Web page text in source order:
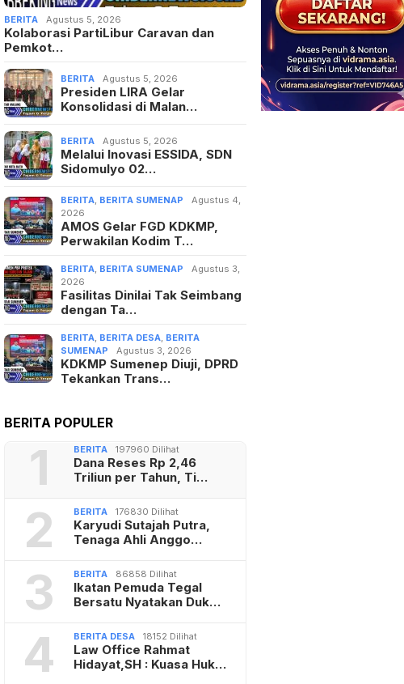
BERITA Agustus 5, 2026
Kolaborasi PartiLibur Caravan dan
Pemkot…
BERITA Agustus 5, 2026
Presiden LIRA Gelar
Konsolidasi di Malan…
BERITA Agustus 5, 2026
Melalui Inovasi ESSIDA, SDN
Sidomulyo 02…
BERITA BERITA SUMENAP
Agustus 4,
2026
AMOS Gelar FGD KDKMP,
Perwakilan Kodim T…
BERITA BERITA SUMENAP
Agustus 3,
2026
Fasilitas Dinilai Tak Seimbang
dengan Ta…
BERITA BERITA DESA BERITA
SUMENAP
Agustus 3, 2026
KDKMP Sumenep Diuji, DPRD
Tekankan Trans…
BERITA POPULER
1 BERITA 197960 Dilihat
Dana Reses Rp 2,46
Triliun per Tahun, Ti…
2 BERITA 176830 Dilihat
Karyudi Sutajah Putra,
Tenaga Ahli Anggo…
3 BERITA 86858 Dilihat
Ikatan Pemuda Tegal
Bersatu Nyatakan Duk…
4 BERITA DESA 18152 Dilihat
Law Office Rahmat
Hidayat,SH : Kuasa Huk…